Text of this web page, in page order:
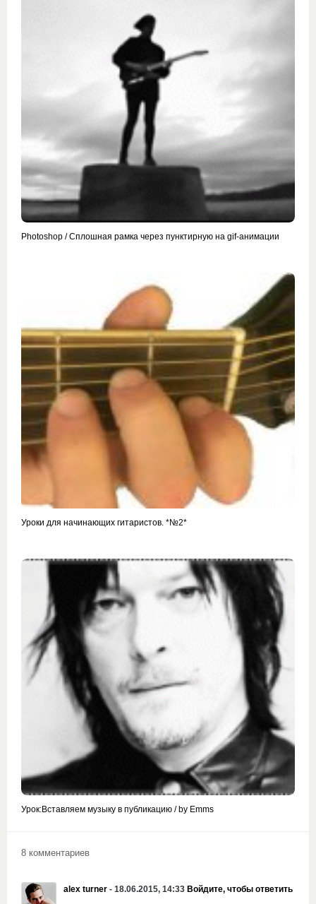
Photoshop / Сплошная рамка через пунктирную на gif-анимации
Уроки для начинающих гитаристов. *№2*
Урок:Вставляем музыку в публикацию / by Emms
8 комментариев
alex turner - 18.06.2015, 14:33 Войдите, чтобы ответить